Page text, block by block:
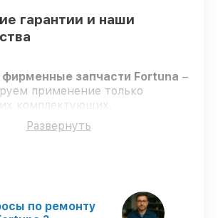
гарантии и наши
запчасти Fortuna –
применение только
комплектующих.
мастера
строгий отбор, что
Fortuna General Binocular
Развернуть
по ремонту